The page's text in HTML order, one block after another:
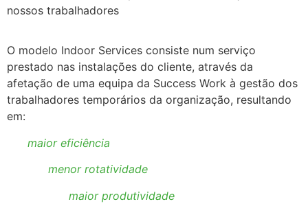
nossos trabalhadores
O modelo Indoor Services consiste num serviço
prestado nas instalações do cliente, através da
afetação de uma equipa da Success Work à gestão dos
trabalhadores temporários da organização, resultando
em:
maior eficiência
menor rotatividade
maior produtividade